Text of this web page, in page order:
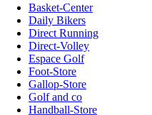
Basket-Center
Daily Bikers
Direct Running
Direct-Volley
Espace Golf
Foot-Store
Gallop-Store
Golf and co
Handball-Store